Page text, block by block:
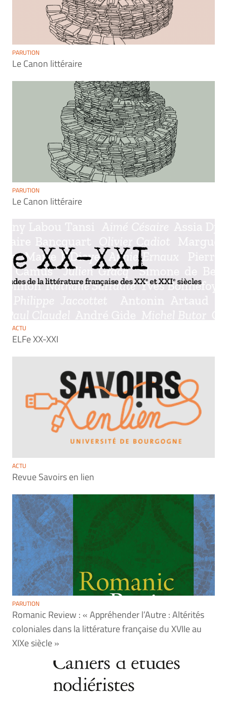
PARUTION
Le Canon littéraire
PARUTION
Le Canon littéraire
ACTU
ELFe XX-XXI
ACTU
Revue Savoirs en lien
PARUTION
Romanic Review : « Appréhender l’Autre : Altérités
coloniales dans la littérature française du XVIIe au
XIXe siècle »